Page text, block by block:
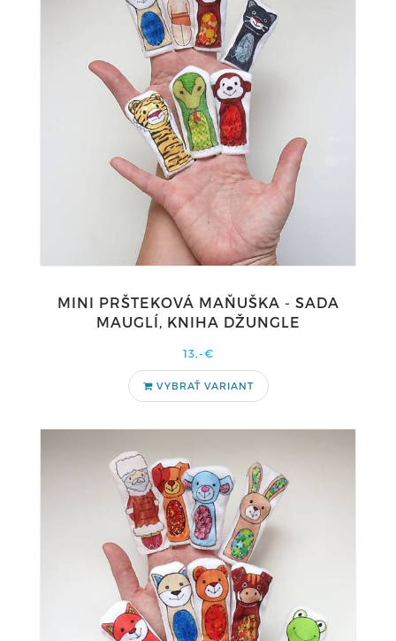
MINI PRŠTEKOVÁ MAŇUŠKA - SADA
MAUGLÍ, KNIHA DŽUNGLE
13,-€
VYBRAŤ VARIANT